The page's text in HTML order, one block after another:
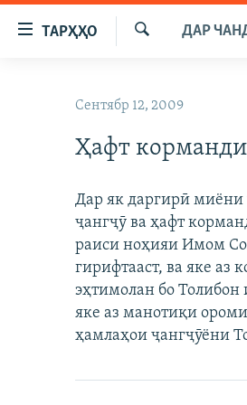
Пайвандҳои
дастрасӣ
ТАРҲҲО
ИҚТИСОД
ҚАЗИЯИ "КРОКУС"
ОСИЁИ МАРКАЗӢ
МЕҲМОНИ ОЗОДӢ
ВАРЗИШ
ГАПИ ОЗОД
РӮЗГОРИ МУҲОҶИР
ТАҲҚИҚОТ
ҶАНГ ДАР УКРАИНА
НАЗАРИ МАРДУМ
БЛОГИСТОН
ОЗОДӢ ОНЛАЙН
ЧАНДРАСОНАӢ
РӮЙХАТҲО
ДАР
Сентябр 12, 2009
Ҳафт
Дар як даргирӣ миёни
ҷангҷӯ ва ҳафт
раиси ноҳияи Имом
гирифтааст, ва яке аз
эҳтимолан бо
яке аз манотиқи
ҳамлаҳои ҷангҷӯёни